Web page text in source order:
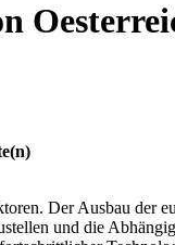
Der Ausbau der
und die